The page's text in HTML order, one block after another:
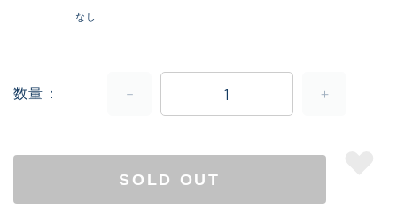
なし
数量
SOLD OUT